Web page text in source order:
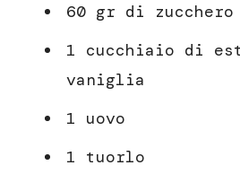
60 gr di zucchero
1 cucchiaio di
vaniglia
1 uovo
1 tuorlo